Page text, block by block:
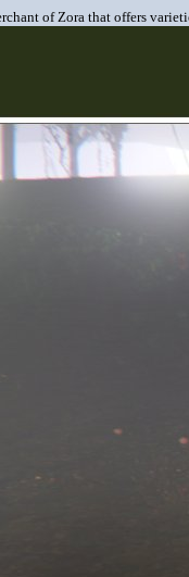
of Zora that offers